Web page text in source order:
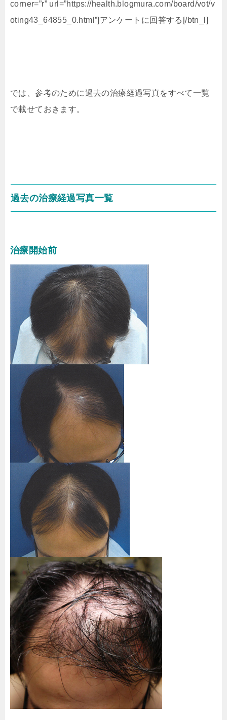
corner=”r” url=”https://health.blogmura.com/board/vot/v
oting43_64855_0.html”]アンケートに回答する[/btn_l]
では、参考のために過去の治療経過写真をすべて一覧
で載せておきます。
過去の治療経過写真一覧
治療開始前